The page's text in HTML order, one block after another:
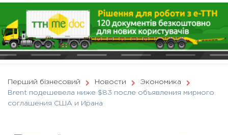
Перший бізнесовий Новости
Экономика
Brent подешевела ниже $83 после объявления мирного
соглашения США и Ирана